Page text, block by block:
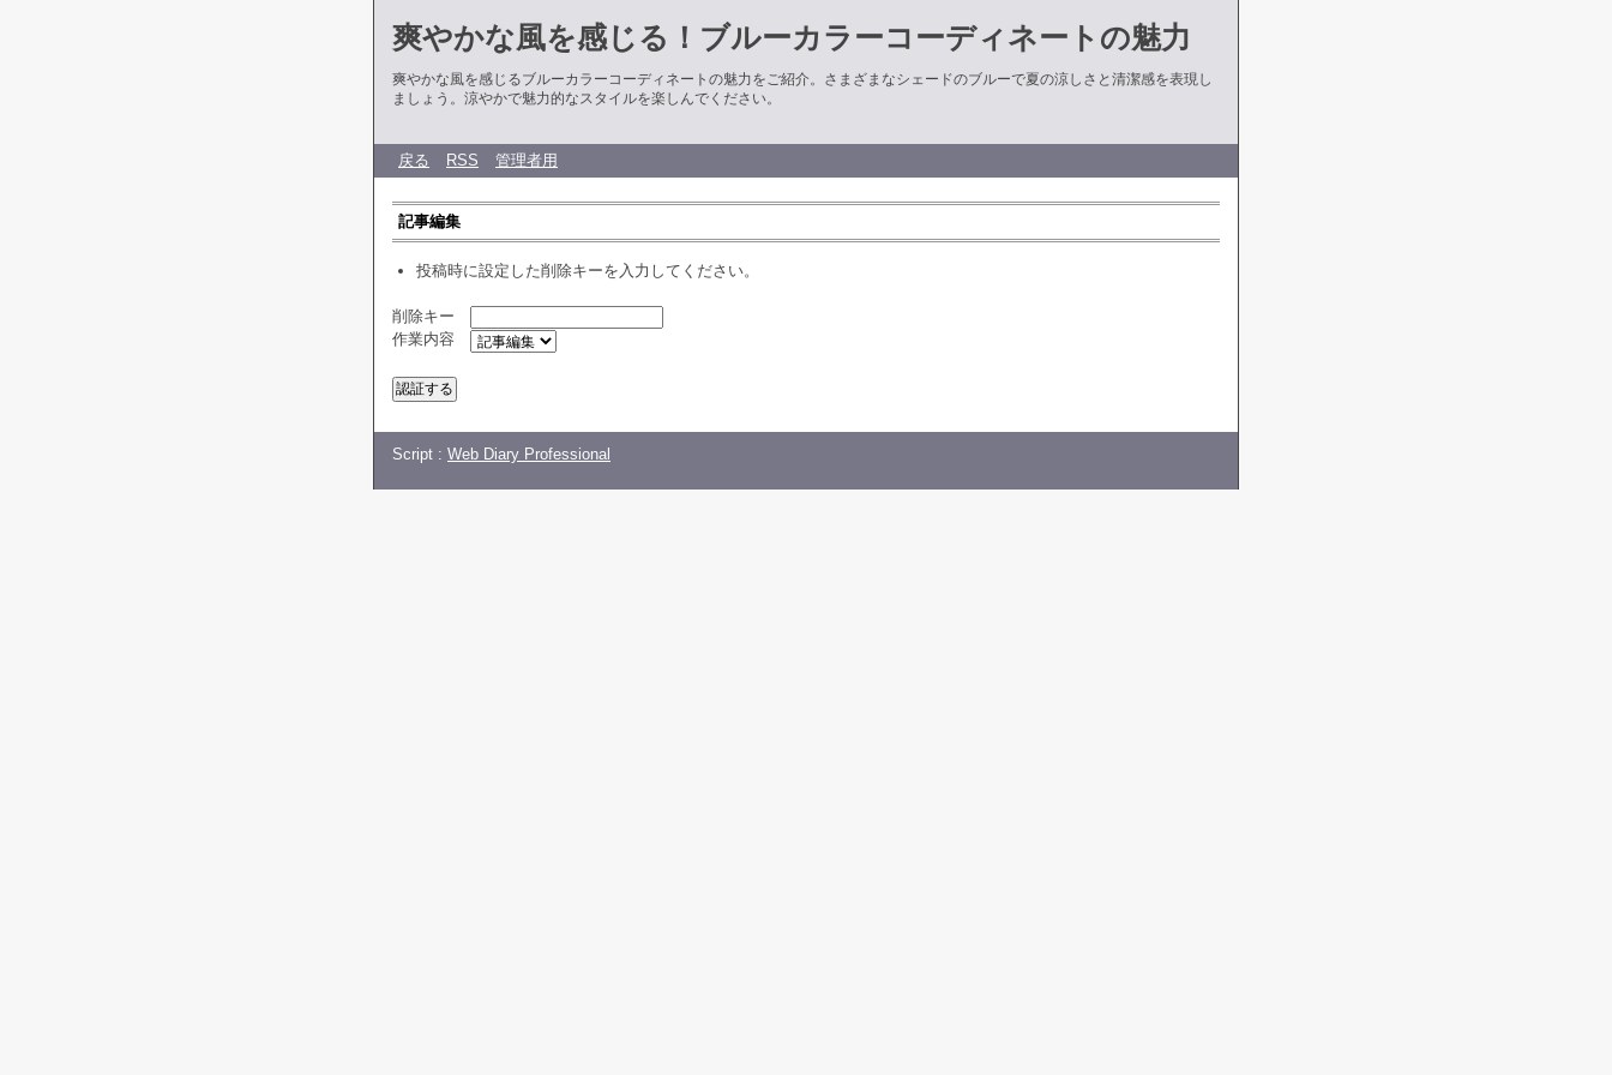
爽やかな風を感じる！ブルーカラーコーディネートの魅力
爽やかな風を感じるブルーカラーコーディネートの魅力をご紹介。さまざまなシェードのブルーで夏の涼しさと清潔感を表現し
ましょう。涼やかで魅力的なスタイルを楽しんでください。
戻る RSS 管理者用
記事編集
投稿時に設定した削除キーを入力してください。
削除キー
作業内容
Script : Web Diary Professional